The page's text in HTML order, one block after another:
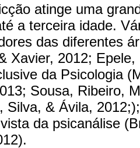
atinge uma
a terceira idade.
das diferentes
Xavier, 2012;
da Psicologia
Sousa, Ribeiro,
Silva, & Ávila,
da psicanálise